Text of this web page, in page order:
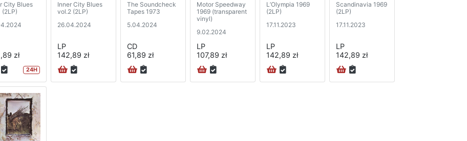
City Blues
(2LP)
zł
24H
Inner City Blues
vol.2 (2LP)
26.04.2024
LP
142,89 zł
The Soundcheck
Tapes 1973
5.04.2024
CD
61,89 zł
Motor Speedway
1969 (transparent
vinyl)
9.02.2024
LP
107,89 zł
L’Olympia 1969
(2LP)
17.11.2023
LP
142,89 zł
Scandinavia 1969
(2LP)
17.11.2023
LP
142,89 zł